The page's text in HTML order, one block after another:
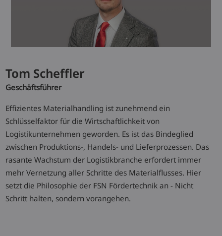
Tom Scheffler
Geschäftsführer
Effizientes Materialhandling ist zunehmend ein
Schlüsselfaktor für die Wirtschaftlichkeit von
Logistikunternehmen geworden. Es ist das Bindeglied
zwischen Produktions-, Handels- und Lieferprozessen. Das
rasante Wachstum der Logistikbranche erfordert immer
mehr Vernetzung aller Schritte des Materialflusses. Hier
setzt die Philosophie der FSN Fördertechnik an - Nicht
Schritt halten, sondern vorangehen.